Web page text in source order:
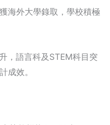
海外大學錄取，學校積極
，語言科及STEM科目突
成效。